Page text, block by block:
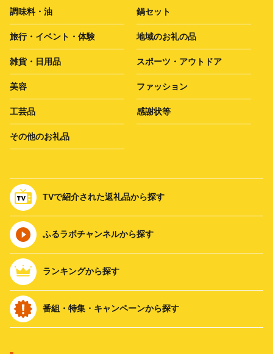
調味料・油 鍋セット
旅行・イベント・体験 地域のお礼の品
雑貨・日用品 スポーツ・アウトドア
美容 ファッション
工芸品 感謝状等
その他のお礼品
TVで紹介された返礼品から探す
ふるラボチャンネルから探す
ランキングから探す
番組・特集・キャンペーンから探す